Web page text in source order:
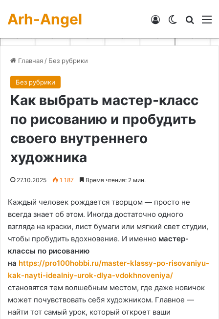
Arh-Angel Switch skin
Войти
Главная / Без рубрики
Без рубрики
Как выбрать мастер-класс
по рисованию и пробудить
своего внутреннего
художника
27.10.2025 1 187 Время чтения: 2 мин.
Каждый человек рождается творцом — просто не
всегда знает об этом. Иногда достаточно одного
взгляда на краски, лист бумаги или мягкий свет студии,
чтобы пробудить вдохновение. И именно мастер-
классы по рисованию
на https://pro100hobbi.ru/master-klassy-po-risovaniyu-
kak-nayti-idealniy-urok-dlya-vdokhnoveniya/
становятся тем волшебным местом, где даже новичок
может почувствовать себя художником. Главное —
найти тот самый урок, который откроет ваши